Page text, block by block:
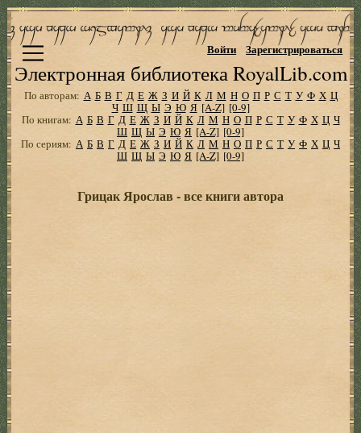
Электронная библиотека RoyalLib.com
Войти Зарегистрироваться
По авторам: А Б В Г Д Е Ж З И Й К Л М Н О П Р С Т У Ф Х Ц
Ч Ш Щ Ы Э Ю Я [A-Z] [0-9]
По книгам: А Б В Г Д Е Ж З И Й К Л М Н О П Р С Т У Ф Х Ц Ч
Ш Щ Ы Э Ю Я [A-Z] [0-9]
По сериям: А Б В Г Д Е Ж З И Й К Л М Н О П Р С Т У Ф Х Ц Ч
Ш Щ Ы Э Ю Я [A-Z] [0-9]
Грицак Ярослав - все книги автора